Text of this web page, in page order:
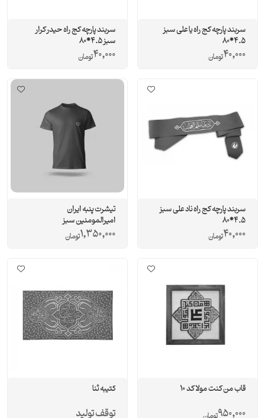
سربند پارچه کج راه یا علی سبز
4.5*80
40,000تومان
سربند پارچه کج راه حیدر کرار
سبز 4.5*80
40,000تومان
سربند پارچه کج راه ناد علی سبز
4.5*80
40,000تومان
تیشرت پنبه ایران
امیرالمومنین سبز
1,350,000تومان
قاب من کنت مولا کد 10
950,000
کتیبه ثنا
توقف تولید